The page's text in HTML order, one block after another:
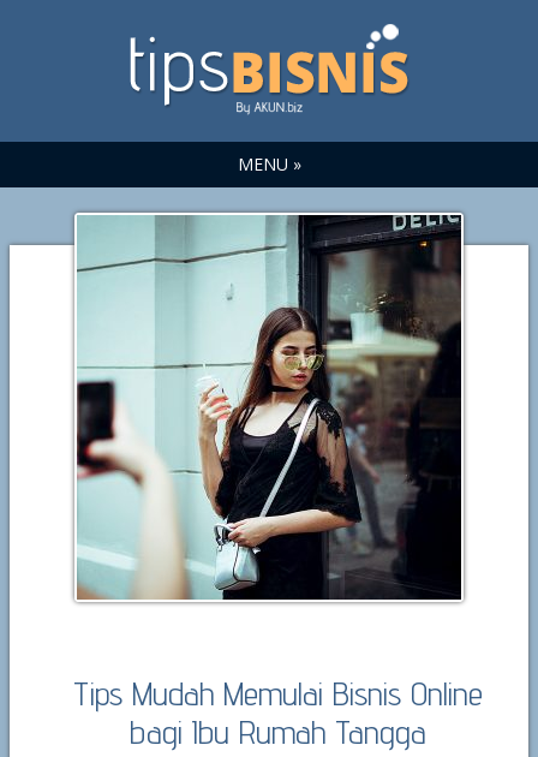
MENU »
Tips Mudah Memulai Bisnis Online
bagi Ibu Rumah Tangga